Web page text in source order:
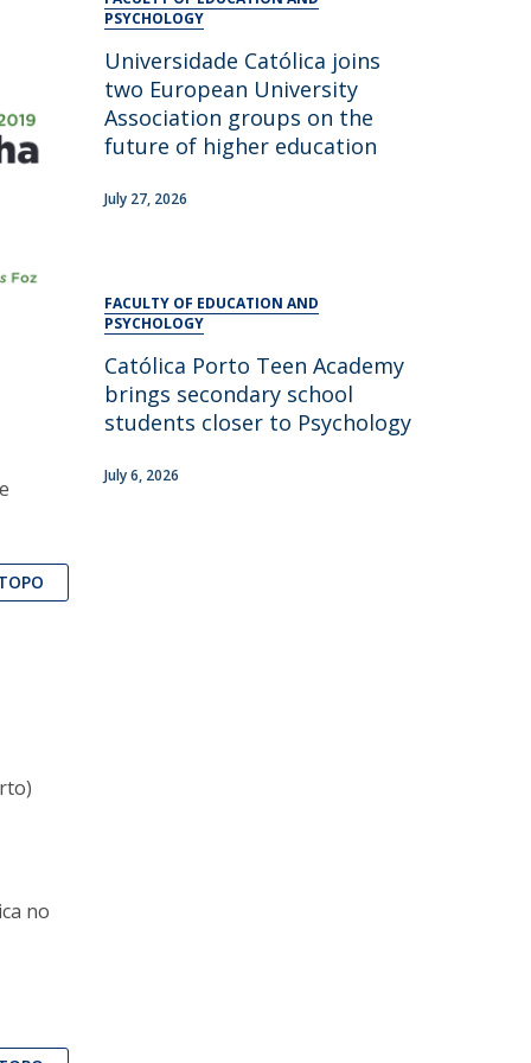
no
PSYCHOLOGY
Universidade Católica joins
two European University
Association groups on the
future of higher education
July 27, 2026
FACULTY OF EDUCATION AND
PSYCHOLOGY
Católica Porto Teen Academy
brings secondary school
students closer to Psychology
July 6, 2026